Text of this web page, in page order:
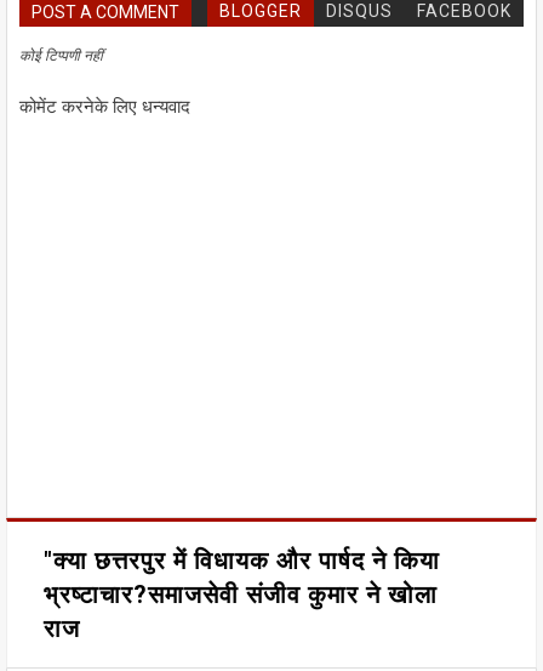
POST A COMMENT BLOGGER DISQUS FACEBOOK
कोई टिप्पणी नहीं
कोमेंट करनेके लिए धन्यवाद
"क्या छत्तरपुर में विधायक और पार्षद ने किया
भ्रष्टाचार?समाजसेवी संजीव कुमार ने खोला
राज